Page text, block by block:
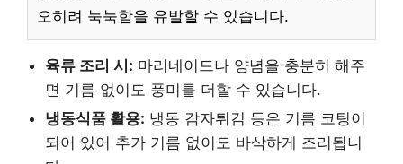
오히려 눅눅함을 유발할 수 있습니다.
육류 조리 시: 마리네이드나 양념을 충분히 해주
면 기름 없이도 풍미를 더할 수 있습니다.
냉동식품 활용: 냉동 감자튀김 등은 기름 코팅이
되어 있어 추가 기름 없이도 바삭하게 조리됩니